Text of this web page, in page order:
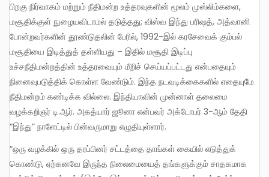
பிறகு நிர்வாகம் மற்றும் நீதிமன்ற உத்தரவுகளின் மூலம் முஸ்லிம்களை,
மசூதிக்குள் நுழையவிடாமல் தடுத்தது; விஸ்வ இந்து பரிஷத், அத்வானி
போன்றவர்களின் தூண்டுதலின் பேரில், 1992-இல் கரசேவைக் கும்பல்
மசூதியை இடித்துத் தள்ளியது – இதில் மசூதி இடிப்பு
உச்சநீதிமன்றத்தின் உத்தரவையும் மீறிச் செய்யப்பட்டது என்பதையும்
நினைவுபடுத்திக் கொள்ள வேண்டும். இந்த நடவடிக்கைகளில் எதையுமே
நீதிமன்றம் கண்டிக்க வில்லை. இந்தியாவின் முன்னாள் தலைமை
வழக்கறிஞர் டி.ஆர். அகத்யார் ஜூனா என்பவர் அக்டோபர் 3-ஆம் தேதி
“இந்து” நாளேட்டில் பின்வருமாறு எழுதியுள்ளார்.
“ஒரு வழக்கில் ஒரு தரப்பினர் சட்டத்தை தாங்கள் கையில் எடுத்துக்
கொண்டு, ஏற்கனவே இருந்த நிலைமையைத் தங்களுக்கும் சாதகமாக